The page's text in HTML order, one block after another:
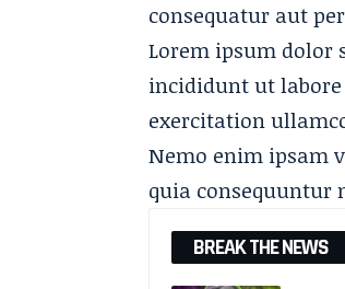
consequatur aut
Lorem ipsum dolor
incididunt ut
exercitation
Nemo enim ipsam
quia consequuntur
BREAK THE NEWS